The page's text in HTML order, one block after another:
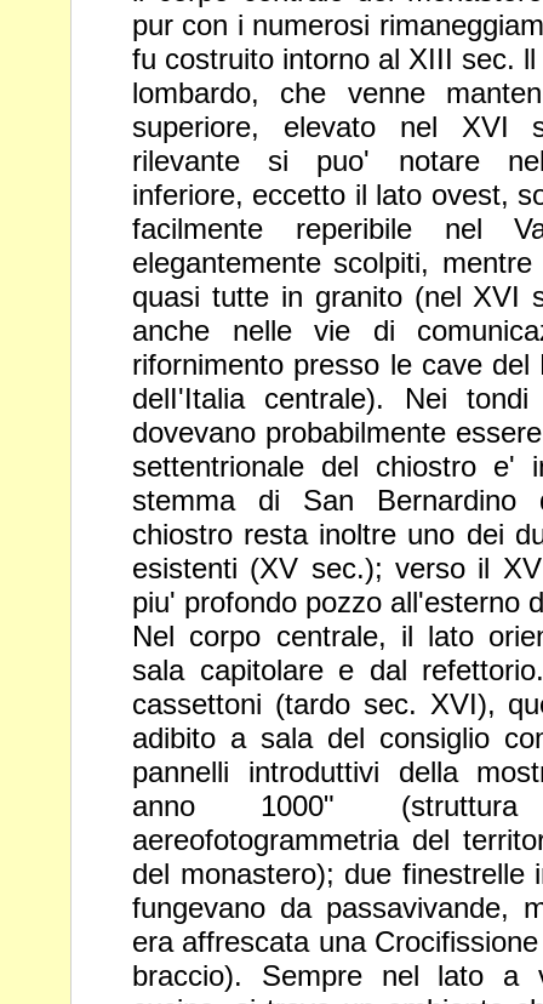
pur con i numerosi
fu costruito intorno al XIII sec.
lombardo, che venne
superiore, elevato nel
rilevante si puo' notare
inferiore, eccetto il lato ovest,
facilmente reperibile nel
elegantemente scolpiti,
quasi tutte in granito (nel XVI
anche nelle vie di
rifornimento presso le cave
delI'Italia centrale). Nei
dovevano probabilmente
settentrionale del chiostro e'
stemma di San
chiostro resta inoltre uno dei
esistenti (XV sec.); verso il
piu' profondo pozzo all'esterno
Nel corpo centrale, il lato
sala capitolare e dal
cassettoni (tardo sec. XVI),
adibito a sala del consiglio
pannelli introduttivi della
anno 1000" (struttura
aereofotogrammetria del
del monastero); due finestrelle
fungevano da passavivande,
era affrescata una
braccio). Sempre nel lato a